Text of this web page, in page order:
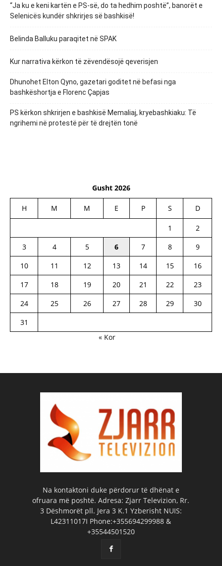
“Ja ku e keni kartën e PS-së, do ta hedhim poshtë”, banorët e
Selenicës kundër shkrirjes së bashkisë!
Belinda Balluku paraqitet në SPAK
Kur narrativa kërkon të zëvendësojë qeverisjen
Dhunohet Elton Qyno, gazetari goditet në befasi nga
bashkëshortja e Florenc Çapjas
PS kërkon shkrirjen e bashkisë Memaliaj, kryebashkiaku: Të
ngrihemi në protestë për të drejtën tonë
Gusht 2026
H M M E P S D
1
2
3
4 5 6 7 8
9
10
11 12 13 14 15
16
17
18 19 20 21 22
23
24
25 26 27 28 29
30
31
« Kor
Na kontaktoni duke përdorur të dhënat e
ofruara më poshtë. Adresa: Zjarr Televizion, Rr.
3 Dëshmorët pll. Jera 3 K.1 Yzberisht NUIS:
L42311017I Phone:+355694299988 &
+35544501520